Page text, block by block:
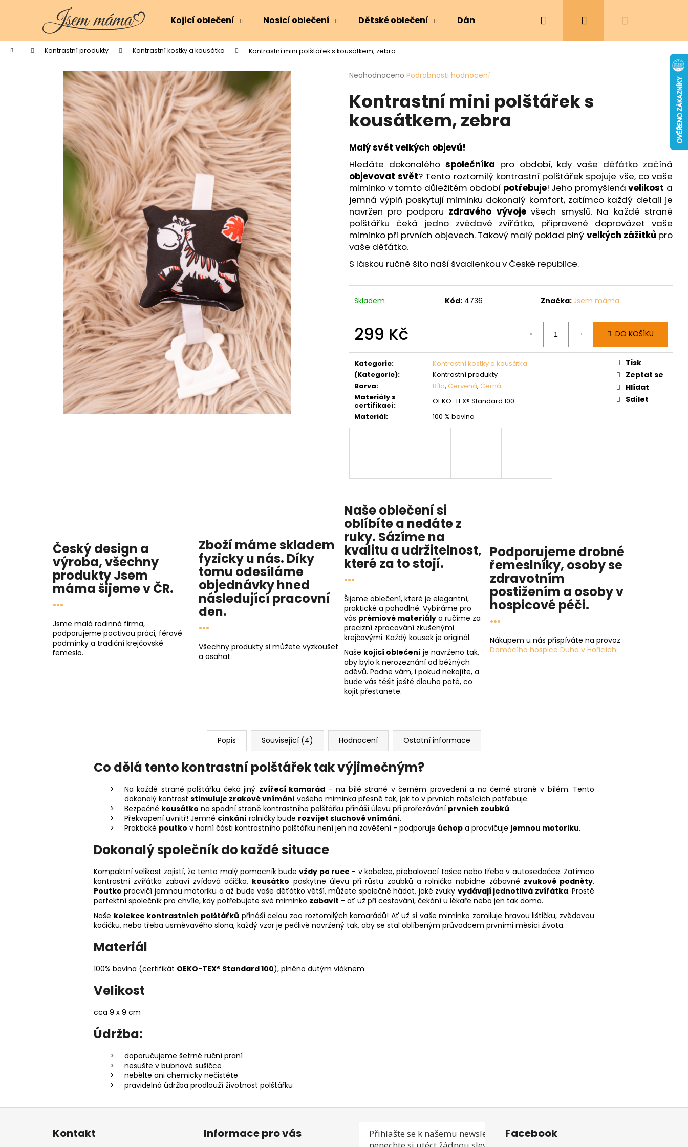
Kojicí oblečení Nosicí oblečení Dětské oblečení Dámské oblečení Ergonomická nosítka
Hledat PřihlášeníNákupní
Domů Kontrastní produkty Kontrastní kostky a kousátka Kontrastní mini polštářek s kousátkem, zebra
Průměrné
produktu
je
0,0
hvězdiček.
Neohodnoceno Podrobnosti hodnocení
Kontrastní mini polštářek s
kousátkem, zebra
Malý svět velkých objevů!
Hledáte dokonalého společníka pro období, kdy vaše děťátko začíná
objevovat svět? Tento roztomilý kontrastní polštářek spojuje vše, co vaše
miminko v tomto důležitém období potřebuje! Jeho promyšlenávelikost a
jemná výplň poskytují miminku dokonalý komfort, zatímco každý detail je
navržen pro podporu zdravého vývojevšech smyslů. Na každé straně
polštářku čeká jedno zvědavé zvířátko, připravené doprovázet vaše
miminko při prvních objevech. Takový malý poklad plný velkých zážitků pro
vaše děťátko.
S láskou ručně šito naší švadlenkou v České republice.
Skladem Kód: 4736 Značka: Jsem máma
299 Kč
cena:
DO KOŠÍKU
Kategorie:
Kontrastní kostky a kousátka
(Kategorie):
Kontrastní produkty
Barva: Bílá, Červená, Černá
Materiály s
certifikací:
OEKO-TEX® Standard 100
Materiál: 100 % bavlna
Tisk
Zeptat se
Hlídat
Sdílet
Český design a
výroba, všechny
produktyJsem
mámašijeme v ČR.
...
Jsme malá rodinná firma,
podporujeme poctivou práci, férové
podmínky a tradiční krejčovské
řemeslo.
Zboží máme skladem
fyzicky u nás. Díky
tomu odesíláme
objednávky hned
následující pracovní
den.
...
Všechny produkty si můžete vyzkoušet
a osahat.
Naše oblečení si
oblíbíte a nedáte z
ruky. Sázíme na
kvalitu a udržitelnost,
které za to stojí.
...
Šijeme oblečení, které je elegantní,
praktické a pohodlné. Vybíráme pro
vás prémiové materiály a ručíme za
precizní zpracování zkušenými
krejčovými. Každý kousek je originál.
Naše kojicí oblečení je navrženo tak,
aby bylo k nerozeznání od běžných
oděvů. Padne vám, i pokud nekojíte, a
bude vás těšit ještě dlouho poté, co
kojit přestanete.
Podporujeme drobné
řemeslníky, osoby se
zdravotním
postižením a osoby v
hospicové péči.
...
Nákupem u nás přispíváte na provoz
Domácího hospice Duha v Hořicích.
Popis Související (4) Hodnocení Ostatní informace
Co dělá tento kontrastní polštářek tak výjimečným?
Na každé straně polštářku čeká jiný zvířecí kamarád - na bílé straně v černém provedení a na černé straně v bílém. Tento
dokonalý kontrast stimuluje zrakové vnímání vašeho miminka přesně tak, jak to v prvních měsících potřebuje.
Bezpečné kousátko na spodní straně kontrastního polštářku přináší úlevu při prořezávání prvních zoubků.
Překvapení uvnitř! Jemné cinkání rolničky bude rozvíjet sluchové vnímání.
Praktické poutko v horní části kontrastního polštářku není jen na zavěšení - podporuje úchop a procvičuje jemnou motoriku.
Dokonalý společník do každé situace
Kompaktní velikost zajistí, že tento malý pomocník budevždy po ruce - v kabelce, přebalovací tašce nebo třeba v autosedačce. Zatímco
kontrastní zvířátka zabaví zvídavá očička, kousátko poskytne úlevu při růstu zoubků a rolnička nabídne zábavné zvukové podněty.
Poutko procvičí jemnou motoriku a až bude vaše děťátko větší, můžete společně hádat, jaké zvuky vydávají jednotlivá zvířátka. Prostě
perfektní společník pro chvíle, kdy potřebujete své miminko zabavit - ať už při cestování, čekání u lékaře nebo jen tak doma.
Naše kolekce kontrastních polštářků přináší celou zoo roztomilých kamarádů! Ať už si vaše miminko zamiluje hravou lištičku, zvědavou
kočičku, nebo třeba usměvavého slona, každý vzor je pečlivě navržený tak, aby se stal oblíbeným průvodcem prvními měsíci života.
Materiál
100% bavlna (certifikát OEKO-TEX® Standard 100), plněno dutým vláknem.
Velikost
cca 9 x 9 cm
Údržba:
doporučujeme šetrné ruční praní
nesušte v bubnové sušičce
nebělte ani chemicky nečistěte
pravidelná údržba prodlouží životnost polštářku
í
Zpět
do
obchodu
Zpět
do
obchodu
Co potřebujete najít?
HLEDAT
Doporučujeme
Z
Kontakt Informace pro vás Přihlašte se k našemu newsletteru aFacebook